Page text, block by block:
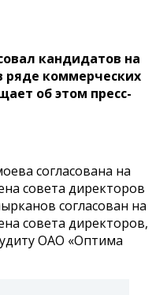
кандидатов на
коммерческих
об этом пресс-
согласована на
совета директоров
согласован на
совета директоров,
ОАО «Оптима